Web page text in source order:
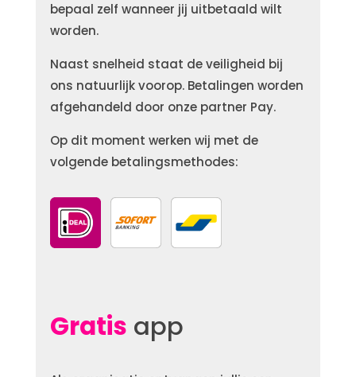
bepaal zelf wanneer jij uitbetaald wilt
worden.
Naast snelheid staat de veiligheid bij
ons natuurlijk voorop. Betalingen worden
afgehandeld door onze partner Pay.
Op dit moment werken wij met de
volgende betalingsmethodes:
Gratis app